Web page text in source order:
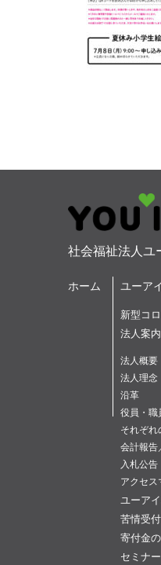
社会福祉法人ユ
ホーム ユーア
新型コ
法人案内
法人概要
法人理念
沿革
役員・職
それぞれ
会計報告
入札公告
アクセス
ユーア
苦情受付
寄付金
セミナ